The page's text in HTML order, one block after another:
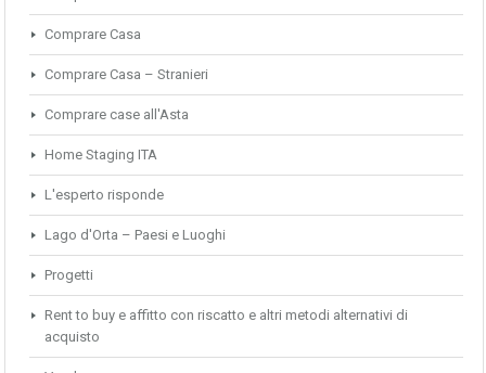
Comprare Casa
Comprare Casa – Stranieri
Comprare case all'Asta
Home Staging ITA
L'esperto risponde
Lago d'Orta – Paesi e Luoghi
Progetti
Rent to buy e affitto con riscatto e altri metodi alternativi di
acquisto